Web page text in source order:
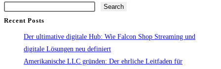
Search
Recent Posts
Der ultimative digitale Hub: Wie Falcon Shop Streaming und
digitale Lösungen neu definiert
Amerikanische LLC gründen: Der ehrliche Leitfaden für